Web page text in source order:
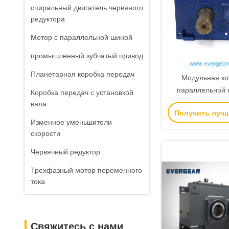
спиральный двигатель червяного
редуктора
Мотор с параллельной шиной
промышленный зубчатый привод
Планетарная коробка передач
Коробка передач с установкой
вала
Изменное уменьшители
скорости
Червячный редуктор
Трехфазный мотор переменного
тока
Свяжитесь с нами
Модульная
параллельной
коробки
прогрессивным
Получить